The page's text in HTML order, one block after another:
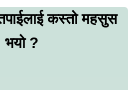
कस्तो महसुस
भयो ?